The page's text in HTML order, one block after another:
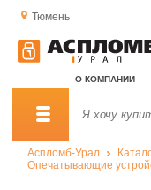
Тюмень
О КОМПАНИИ
Аспломб-Урал
Опечатывающие